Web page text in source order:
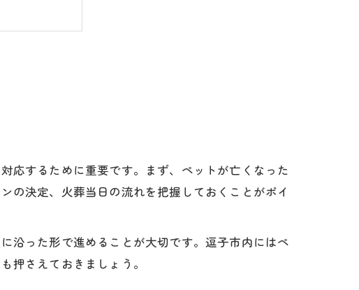
川が解説
応するために重要です。まず、ペットが亡くなった
の決定、火葬当日の流れを把握しておくことがポイ
沿った形で進めることが大切です。逗子市内にはペ
押さえておきましょう。